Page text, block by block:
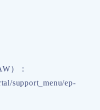
）：
support_menu/ep-